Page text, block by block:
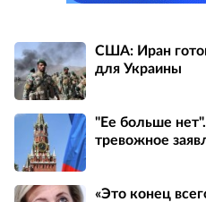
США: Иран
для Украины
"Ее больше
тревожное
«Это конец